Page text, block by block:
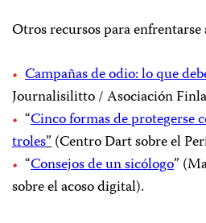
Otros recursos para
Campañas de odio: lo que
Journalisilitto / Asociación
“Cinco formas de protegerse
troles”(Centro Dart sobre el
“Consejos de un sicólogo”
sobre el acoso digital).